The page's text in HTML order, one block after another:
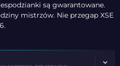
są gwarantowane.
mistrzów. Nie przegap XSE